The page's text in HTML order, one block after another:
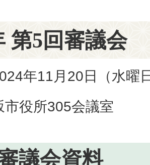
第5回審議会
年11月20日（水曜
市役所305会議室
議会資料